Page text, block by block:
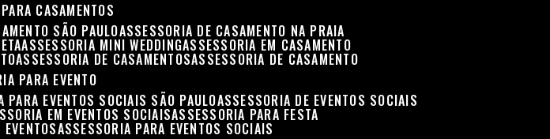
CASAMENTOS
SÃO PAULO ASSESSORIA DE CASAMENTO NA PRAIA
ASSESSORIA MINI WEDDING ASSESSORIA EM CASAMENTO
ASSESSORIA DE CASAMENTOS ASSESSORIA DE CASAMENTO
PARA EVENTO
PARA EVENTOS SOCIAIS SÃO PAULO ASSESSORIA DE EVENTOS SOCIAIS
EM EVENTOS SOCIAIS ASSESSORIA PARA FESTA
EVENTOS ASSESSORIA PARA EVENTOS SOCIAIS